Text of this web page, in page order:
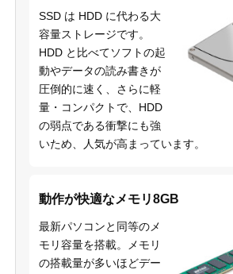
SSD は HDD に代わる大
容量ストレージです。
HDD と比べてソフトの起
動やデータの読み書きが
圧倒的に速く、さらに軽
量・コンパクトで、HDD
の弱点である衝撃にも強
いため、人気が高まっています。
動作が快適なメモリ8GB
最新パソコンと同等のメ
モリ容量を搭載。メモリ
の搭載量が多いほどデー